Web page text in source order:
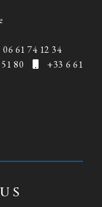
06 61 74 12 34
51 80
+33 6 61